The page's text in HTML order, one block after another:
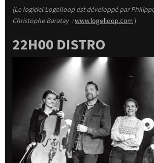
(Le logiciel Logelloop est développé par
Christophe Baratay :www.logelloop.com )
22H00 DISTRO